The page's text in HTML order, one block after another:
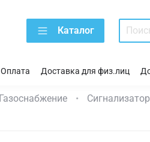
Каталог
Оплата Доставка для физ.лиц
Газоснабжение